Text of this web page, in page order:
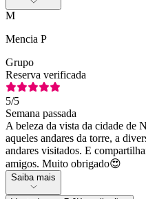
M
Mencia P
Grupo
Reserva verificada
5/5
Semana passada
A beleza da vista da cidade de
aqueles andares da torre, a
andares visitados. E
amigos. Muito obrigado😍
Saiba mais